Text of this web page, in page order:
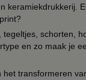
keramiekdrukkerij.
schorten,
en zo maak je
transformeren